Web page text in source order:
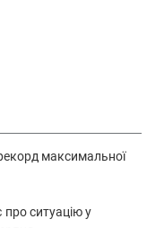
максимальної
ситуацію у